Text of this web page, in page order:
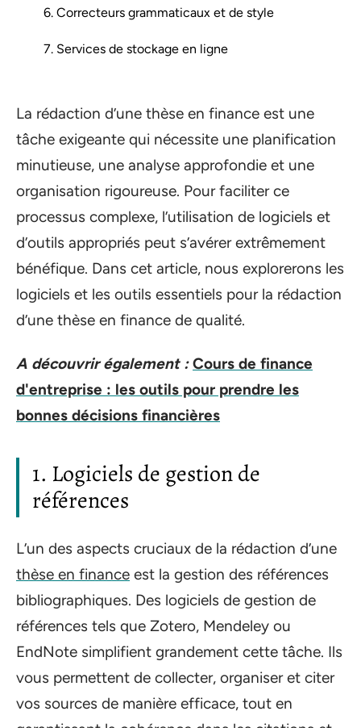
6. Correcteurs grammaticaux et de style
7. Services de stockage en ligne
La rédaction d’une thèse en finance est une
tâche exigeante qui nécessite une planification
minutieuse, une analyse approfondie et une
organisation rigoureuse. Pour faciliter ce
processus complexe, l’utilisation de logiciels et
d’outils appropriés peut s’avérer extrêmement
bénéfique. Dans cet article, nous explorerons les
logiciels et les outils essentiels pour la rédaction
d’une thèse en finance de qualité.
A découvrir également : Cours de finance
d'entreprise : les outils pour prendre les
bonnes décisions financières
1. Logiciels de gestion de
références
L’un des aspects cruciaux de la rédaction d’une
thèse en finance est la gestion des références
bibliographiques. Des logiciels de gestion de
références tels que Zotero, Mendeley ou
EndNote simplifient grandement cette tâche. Ils
vous permettent de collecter, organiser et citer
vos sources de manière efficace, tout en